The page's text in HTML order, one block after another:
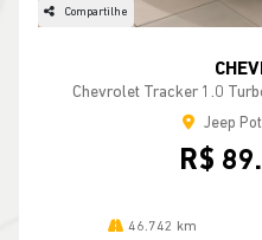
R$
46.742 km
MAIS